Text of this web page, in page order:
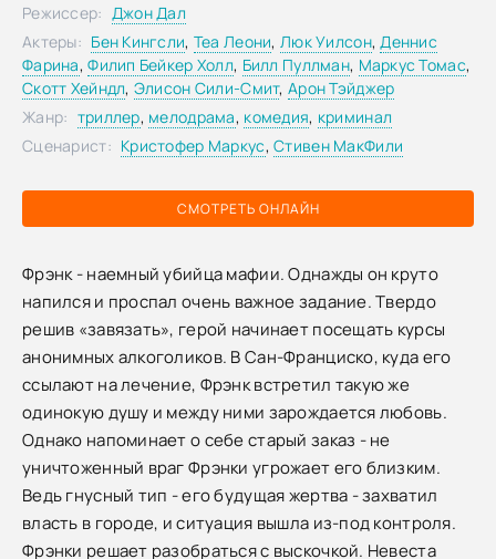
СМОТРЕТЬ ОНЛАЙН
Режиссер: Джон Дал
Актеры: Бен Кингсли, Теа Леони, Люк Уилсон,Деннис
Фарина,Филип Бейкер Холл, Билл Пуллман, Маркус Томас,
Скотт Хейндл, Элисон Сили-Смит, Арон Тэйджер
Жанр: триллер, мелодрама, комедия, криминал
Сценарист: Кристофер Маркус,Стивен МакФили
Фрэнк - наемный убийца мафии. Однажды он круто
напился и проспал очень важное задание. Твердо
решив «завязать», герой начинает посещать курсы
анонимных алкоголиков. В Сан-Франциско, куда его
ссылают на лечение, Фрэнк встретил такую же
одинокую душу и между ними зарождается любовь.
Однако напоминает о себе старый заказ - не
уничтоженный враг Фрэнки угрожает его близким.
Ведь гнусный тип - его будущая жертва - захватил
власть в городе, и ситуация вышла из-под контроля.
Фрэнки решает разобраться с выскочкой. Невеста